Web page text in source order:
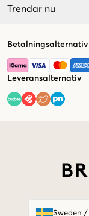
Trendar nu
Betalningsalternativ
Leveransalternativ
Sweden /